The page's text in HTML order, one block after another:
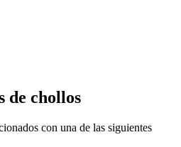
de chollos
con una de las siguientes